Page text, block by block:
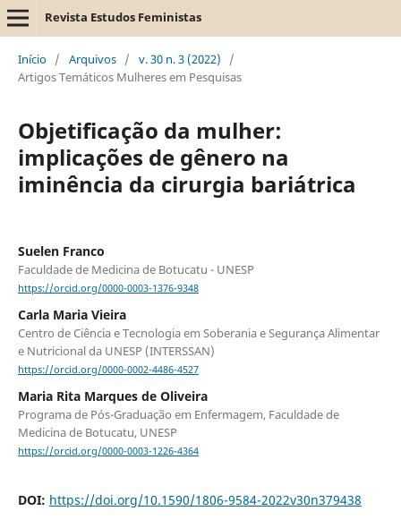
Revista Estudos Feministas
Início / Arquivos / v. 30 n. 3 (2022)
/
Artigos Temáticos Mulheres em Pesquisas
Objetificação da mulher:
implicações de gênero na
iminência da cirurgia bariátrica
Suelen Franco
Faculdade de Medicina de Botucatu - UNESP
https://orcid.org/0000-0003-1376-9348
Carla Maria Vieira
Centro de Ciência e Tecnologia em Soberania e Segurança Alimentar
e Nutricional da UNESP (INTERSSAN)
https://orcid.org/0000-0002-4486-4527
Maria Rita Marques de Oliveira
Programa de Pós-Graduação em Enfermagem, Faculdade de
Medicina de Botucatu, UNESP
https://orcid.org/0000-0003-1226-4364
DOI: https://doi.org/10.1590/1806-9584-2022v30n379438